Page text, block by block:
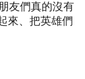
友們真的沒有
來、把英雄們